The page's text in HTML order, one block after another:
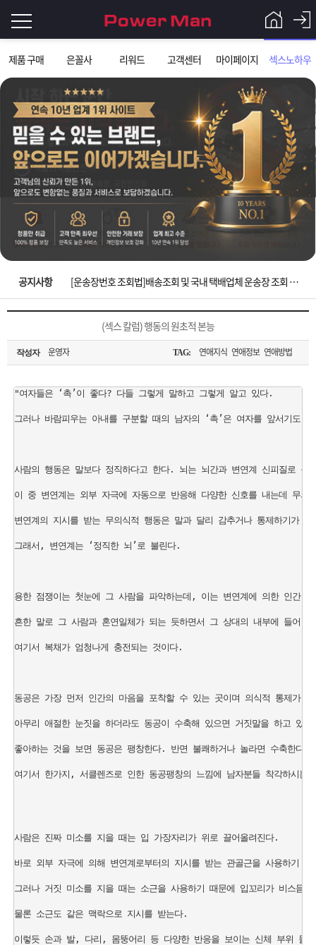
제품 구매 은꼴사 리워드 고객센터 마이페이지 섹스노하우
그
인
이
필
요
니
로
Q&A
파
워
맨
은?
제
품
구
매
은
꼴
사
섹
스
노
우
고
객
터
마
페
지
문
회
공지사항
입금확인이 안되는 상황을 대비해 꼭 입금후 고객센터 연락바랍니다.
[2026구정 연휴]설 연휴 배송 및 휴무 안내
[운송장번호 조회법]배송조회 및 국내 택배업체 운송장 조회 하는법
[ios앱 오픈]아이폰 고객 앱설치 가능합니다.
[무인택배함 이용 안내] 집 밖에 주소로 택배 받기
입금확인이 안되는 상황을 대비해 꼭 입금후 고객센터 연락바랍니다.
[2026구정 연휴]설 연휴 배송 및 휴무 안내
(섹스 칼럼) 행동의 원초적 본능
작성자 운영자 TAG: 연애지식 연애정보 연애방법
"여자들은 ‘촉’이 좋다? 다들 그렇게 말하고 그렇게 알고 있다.
그러나 바람피우는 아내를 구분할 때의 남자의 ‘촉’은 여자를 앞서기도
사람의 행동은 말보다 정직하다고 한다. 뇌는 뇌간과 변연계 신피질로 구
이 중 변연계는 외부 자극에 자동으로 반응해 다양한 신호를 내는데 무의
변연계의 지시를 받는 무의식적 행동은 말과 달리 감추거나 통제하기가
그래서, 변연계는 ‘정직한 뇌’로 불린다.
용한 점쟁이는 첫눈에 그 사람을 파악하는데, 이는 변연계에 의한 인간
흔한 말로 그 사람과 혼연일체가 되는 듯하면서 그 상대의 내부에 들어
여기서 복채가 엄청나게 충전되는 것이다.
동공은 가장 먼저 인간의 마음을 포착할 수 있는 곳이며 의식적 통제가
아무리 애절한 눈짓을 하더라도 동공이 수축해 있으면 거짓말을 하고 있
좋아하는 것을 보면 동공은 팽창한다. 반면 불쾌하거나 놀라면 수축한다.
여기서 한가지, 서클렌즈로 인한 동공팽창의 느낌에 남자분들 착각하시는
사람은 진짜 미소를 지을 때는 입 가장자리가 위로 끌어올려진다.
바로 외부 자극에 의해 변연계로부터의 지시를 받는 관골근을 사용하기 때
그러나 거짓 미소를 지을 때는 소근을 사용하기 때문에 입꼬리가 비스듬
물론 소근도 같은 맥락으로 지시를 받는다.
이렇듯 손과 발, 다리, 몸뚱어리 등 다양한 반응을 보이는 신체 부위 들